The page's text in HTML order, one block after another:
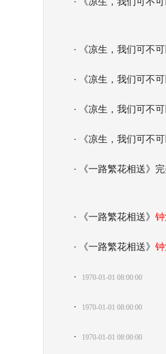
· 《凉生，我们可不
· 《凉生，我们可不
· 《凉生，我们可不
· 《凉生，我们可不
· 《一路繁花相送》
· 《一路繁花相送》 钟
· 《一路繁花相送》 钟
· 1970-01-01 08:00:00
· 1970-01-01 08:00:00
· 1970-01-01 08:00:00